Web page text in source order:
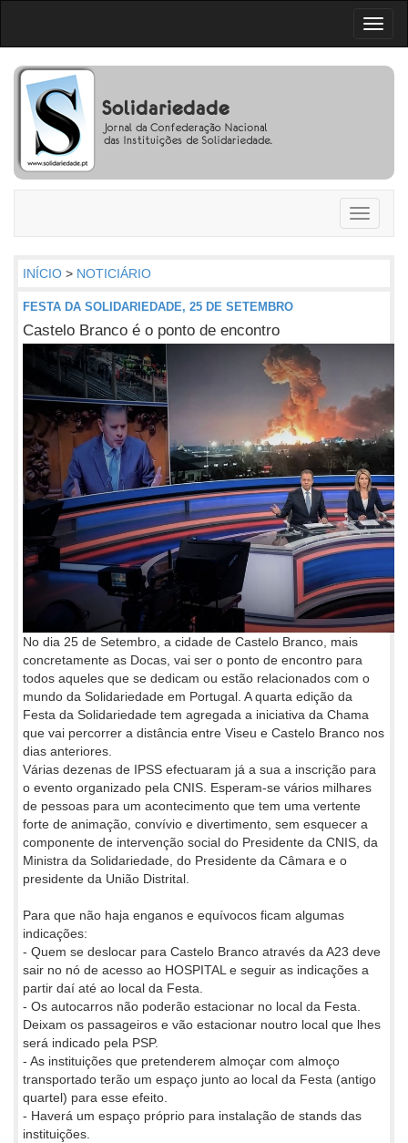
Toggle
INÍCIO > NOTICIÁRIO
FESTA DA SOLIDARIEDADE, 25 DE SETEMBRO
Castelo Branco é o ponto de encontro
No dia 25 de Setembro, a cidade de Castelo Branco, mais
concretamente as Docas, vai ser o ponto de encontro para
todos aqueles que se dedicam ou estão relacionados com o
mundo da Solidariedade em Portugal. A quarta edição da
Festa da Solidariedade tem agregada a iniciativa da Chama
que vai percorrer a distância entre Viseu e Castelo Branco nos
dias anteriores.
Várias dezenas de IPSS efectuaram já a sua a inscrição para
o evento organizado pela CNIS. Esperam-se vários milhares
de pessoas para um acontecimento que tem uma vertente
forte de animação, convívio e divertimento, sem esquecer a
componente de intervenção social do Presidente da CNIS, da
Ministra da Solidariedade, do Presidente da Câmara e o
presidente da União Distrital.
Para que não haja enganos e equívocos ficam algumas
indicações:
- Quem se deslocar para Castelo Branco através da A23 deve
sair no nó de acesso ao HOSPITAL e seguir as indicações a
partir daí até ao local da Festa.
- Os autocarros não poderão estacionar no local da Festa.
Deixam os passageiros e vão estacionar noutro local que lhes
será indicado pela PSP.
- As instituições que pretenderem almoçar com almoço
transportado terão um espaço junto ao local da Festa (antigo
quartel) para esse efeito.
- Haverá um espaço próprio para instalação de stands das
instituições.